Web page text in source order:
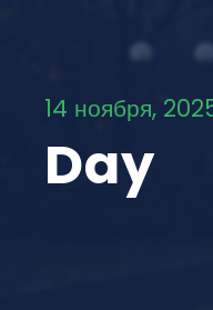
14 ноября,
Day